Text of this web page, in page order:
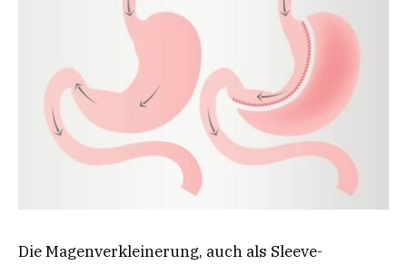
Die Magenverkleinerung, auch als Sleeve-